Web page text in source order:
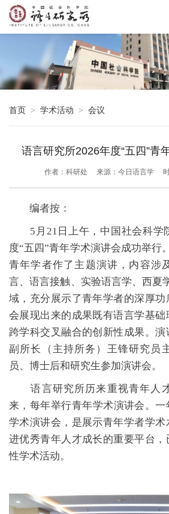
首页 > 学术活动 > 会议
语言研究所2026年度“五四”青
作者：科研处 来源：今日语言学
编者按：
5月21日上午，中国社会科学
度“五四”青年学术演讲会成功举行
青年学者作了主题演讲，内容涉
言、语言接触、实验语言学、西夏
域，充分展示了青年学者的深厚
会展现出来的成果既有语言学基
跨学科交叉融合的创新性成果。演
副所长（主持所务）王锋研究员
员、博士后和研究生参加演讲会。
语言研究所历来重视青年人
来，每年举行青年学术演讲会。一
学术演讲会，是展示青年学者学术
进优秀青年人才成长的重要平台
性学术活动。